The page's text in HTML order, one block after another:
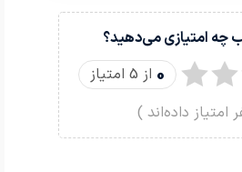
چه امتیازی می‌دهید؟
0 از 5 امتیاز
امتیاز داده‌اند )